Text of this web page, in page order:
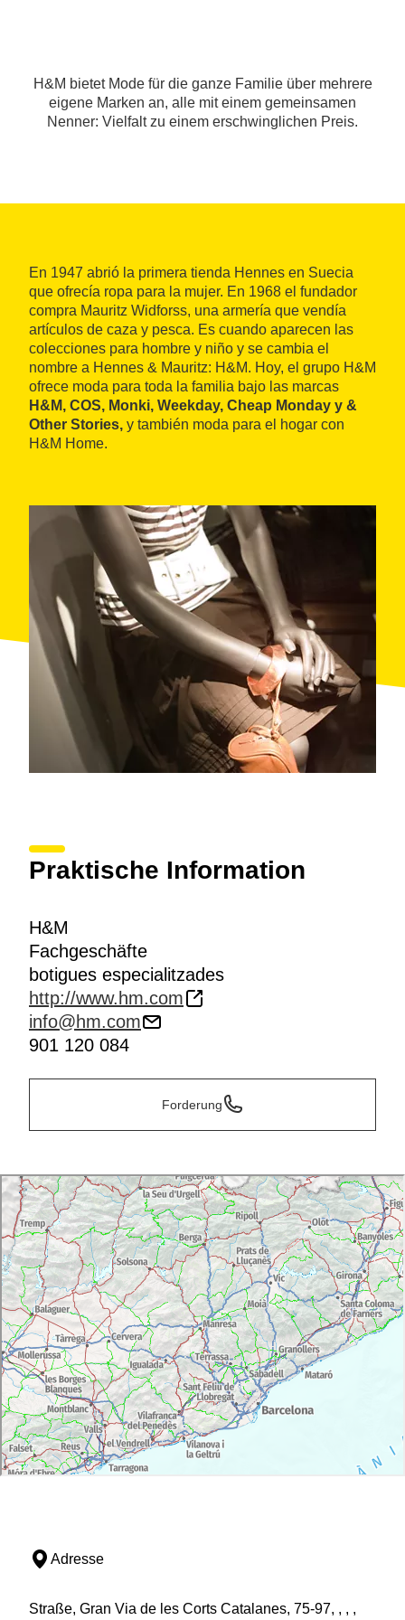
H&M bietet Mode für die ganze Familie über mehrere
eigene Marken an, alle mit einem gemeinsamen
Nenner: Vielfalt zu einem erschwinglichen Preis.
En 1947 abrió la primera tienda Hennes en Suecia
que ofrecía ropa para la mujer. En 1968 el fundador
compra Mauritz Widforss, una armería que vendía
artículos de caza y pesca. Es cuando aparecen las
colecciones para hombre y niño y se cambia el
nombre a Hennes & Mauritz: H&M. Hoy, el grupo H&M
ofrece moda para toda la familia bajo las marcas
H&M, COS, Monki, Weekday, Cheap Monday y &
Other Stories, y también moda para el hogar con
H&M Home.
Praktische Information
H&M
Fachgeschäfte
botigues especialitzades
http://www.hm.com
info@hm.com
901 120 084
Forderung
Adresse
Straße, Gran Via de les Corts Catalanes, 75-97, , , ,